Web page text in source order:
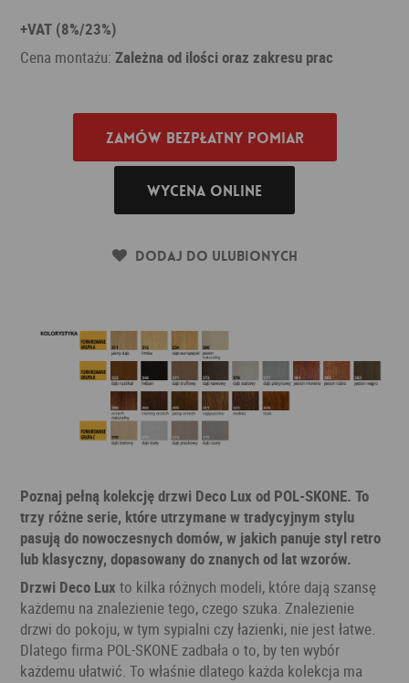
+VAT (8%/23%)
Cena montażu:Zależna od ilości oraz zakresu prac
Zamów bezpłatny pomiar
Wycena online
Dodaj do ulubionych
Poznaj pełną kolekcję drzwi Deco Lux od POL-SKONE. To
trzy różne serie, które utrzymane w tradycyjnym stylu
pasują do nowoczesnych domów, w jakich panuje styl retro
lub klasyczny, dopasowany do znanych od lat wzorów.
Drzwi Deco Lux to kilka różnych modeli, które dają szansę
każdemu na znalezienie tego, czego szuka. Znalezienie
drzwi do pokoju, w tym sypialni czy łazienki, nie jest łatwe.
Dlatego firma POL-SKONE zadbała o to, by ten wybór
każdemu ułatwić. To właśnie dlatego każda kolekcja ma